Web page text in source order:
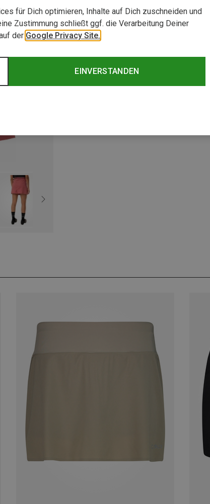
für Dich optimieren, Inhalte auf Dich zuschneiden und
Zustimmung schließt ggf. die Verarbeitung Deiner
der Google Privacy Site.
EINVERSTANDEN